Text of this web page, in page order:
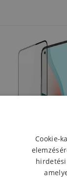
Cookie-